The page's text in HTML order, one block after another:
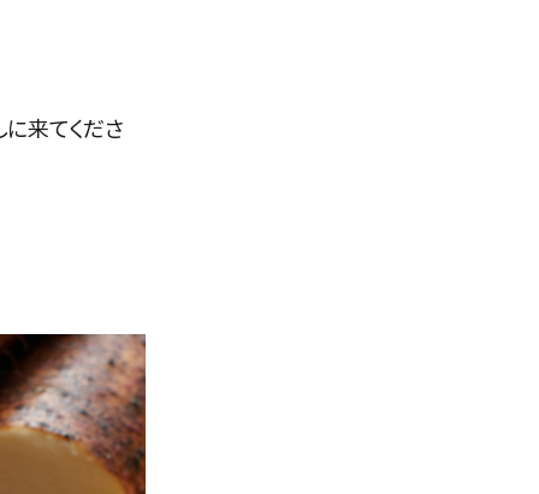
来てくださ